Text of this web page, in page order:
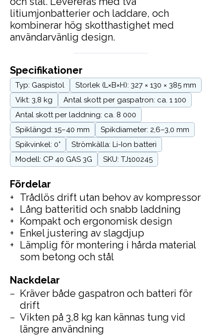
litiumjonbatterier och laddare, och
kombinerar hög skotthastighet med
användarvänlig design.
Fördelar
Trådlös drift utan behov av kompressor
Lång batteritid och snabb laddning
Kompakt och ergonomisk design
Enkel justering av slagdjup
Lämplig för montering i hårda material
som betong och stål
Nackdelar
Kräver både gaspatron och batteri för
drift
Vikten på 3,8 kg kan kännas tung vid
längre användning
Specifikationer
Typ: Gaspistol
Storlek (L×B×H): 327 × 130 × 385 mm
Vikt: 3,8 kg
Antal skott per gaspatron: ca. 1 100
Antal skott per laddning: ca. 8 000
Spiklängd: 15–40 mm
Spikdiameter: 2,6–3,0 mm
Spikvinkel: 0°
Strömkälla: Li-Ion batteri
Modell: CP 40 GAS 3G
SKU: TJ100245